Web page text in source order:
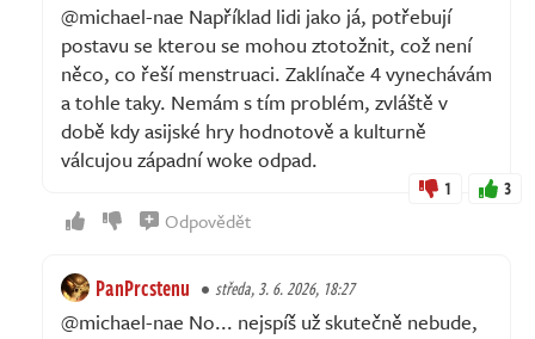
@michael-nae Například lidi jako já, potřebují
postavu se kterou se mohou ztotožnit, což není
něco, co řeší menstruaci. Zaklínače 4 vynechávám
a tohle taky. Nemám s tím problém, zvláště v
době kdy asijské hry hodnotově a kulturně
válcujou západní woke odpad.
1 3
Odpovědět
PanPrcstenu středa, 3. 6. 2026, 18:27
@michael-nae No... nejspíš už skutečně nebude,